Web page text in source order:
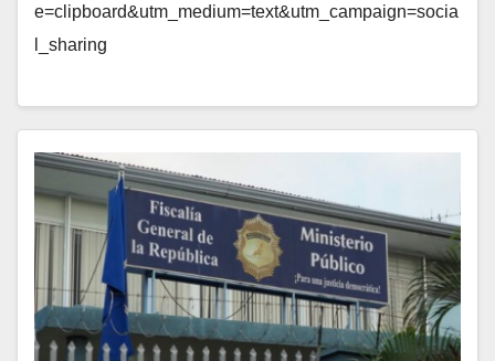
e=clipboard&utm_medium=text&utm_campaign=socia
l_sharing